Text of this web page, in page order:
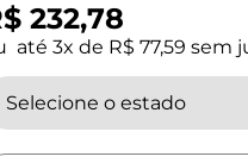
232,78
3xde R$ 77,59 sem
Selecione o estado